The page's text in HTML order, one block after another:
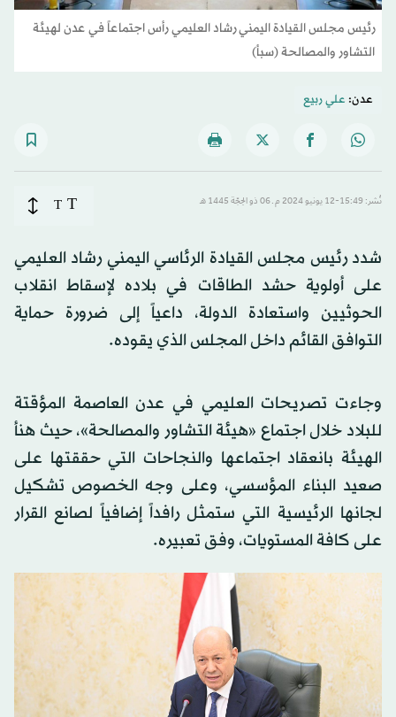
رئيس مجلس القيادة اليمني رشاد العليمي رأس اجتماعاً في عدن لهيئة
التشاور والمصالحة (سبأ)
عدن: علي ربيع
نُشر: 15:49-12 يونيو 2024 م ـ 06 ذو الحِجّة 1445 هـ T
T
شدد رئيس مجلس القيادة الرئاسي اليمني رشاد العليمي
على أولوية حشد الطاقات في بلاده لإسقاط انقلاب
الحوثيين واستعادة الدولة، داعياً إلى ضرورة حماية
التوافق القائم داخل المجلس الذي يقوده.
وجاءت تصريحات العليمي في عدن العاصمة المؤقتة
للبلاد خلال اجتماع «هيئة التشاور والمصالحة»، حيث هنأ
الهيئة بانعقاد اجتماعها والنجاحات التي حققتها على
صعيد البناء المؤسسي، وعلى وجه الخصوص تشكيل
لجانها الرئيسية التي ستمثل رافداً إضافياً لصانع القرار
على كافة المستويات، وفق تعبيره.